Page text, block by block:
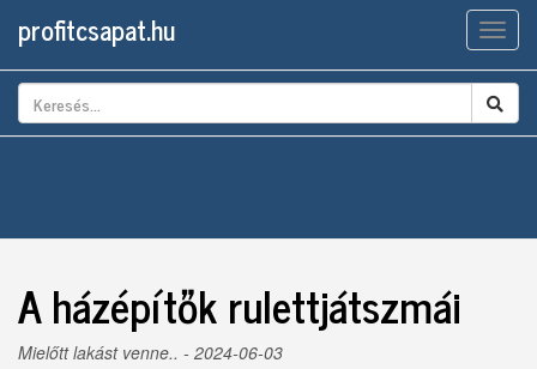
profitcsapat.hu
A házépítők rulettjátszmái
Mielőtt lakást venne.. - 2024-06-03